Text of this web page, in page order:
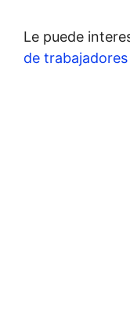
Le puede
de